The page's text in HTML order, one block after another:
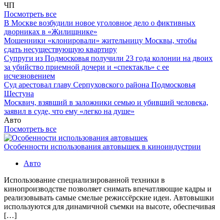
ЧП
Посмотреть все
В Москве возбудили новое уголовное дело о фиктивных
дворниках в «Жилищнике»
Мошенники «клонировали» жительницу Москвы, чтобы
сдать несуществующую квартиру
Супруги из Подмосковья получили 23 года колонии на двоих
за убийство приемной дочери и «спектакль» с ее
исчезновением
Суд арестовал главу Серпуховского района Подмосковья
Шестуна
Москвич, взявший в заложники семью и убивший человека,
заявил в суде, что ему «легко на душе»
Авто
Посмотреть все
Особенности использования автовышек в киноиндустрии
Авто
Использование специализированной техники в
кинопроизводстве позволяет снимать впечатляющие кадры и
реализовывать самые смелые режиссёрские идеи. Автовышки
используются для динамичной съемки на высоте, обеспечивая
[…]